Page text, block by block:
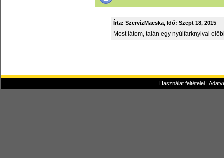
Írta: SzervízMacska, Idő: Szept 18, 2015
Most látom, talán egy nyúlfarknyival
Használat feltételei|